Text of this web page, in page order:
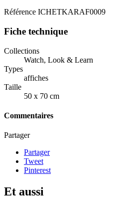
Référence ICHETKARAF0009
Fiche technique
Collections
Watch, Look & Learn
Types
affiches
Taille
50 x 70 cm
Commentaires
Partager
Partager
Tweet
Pinterest
Et aussi